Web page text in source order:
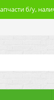
б/у,